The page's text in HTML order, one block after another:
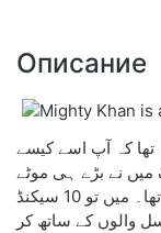
Описание
تھا کہ آپ اسے کیسے
نے بڑے ہی موٹے
عضوتناسل والے مرد کے ساتھ جماع نہیں کیا تھا۔ میں تو 10 سیکنڈ
والوں کے ساتھ کر